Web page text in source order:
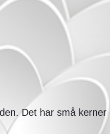
Det har små